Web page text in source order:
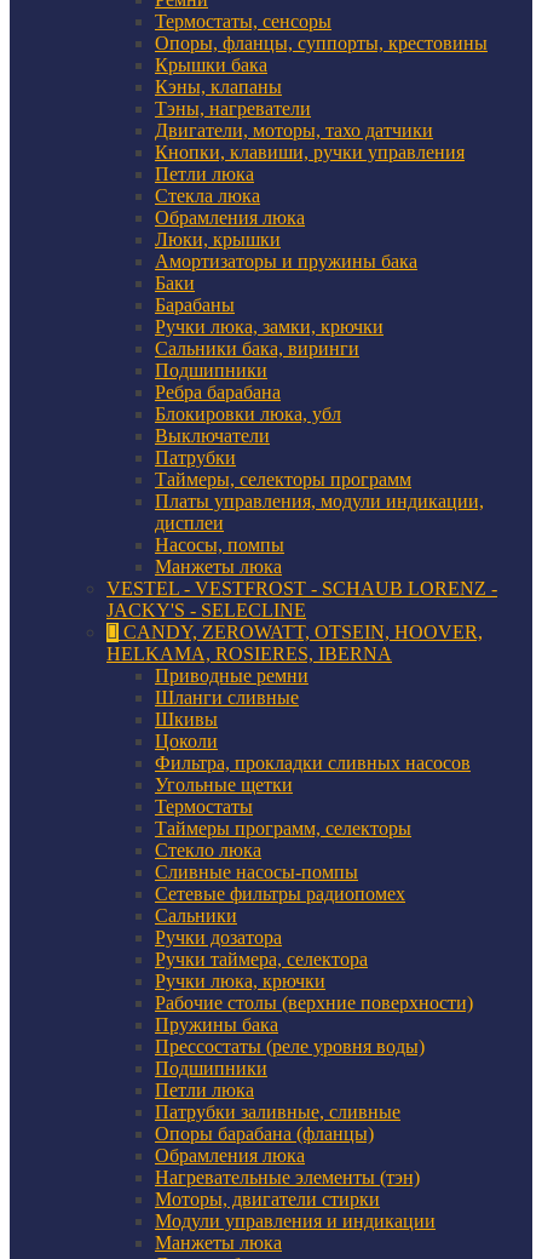
Термостаты, сенсоры
Опоры, фланцы, суппорты, крестовины
Крышки бака
Кэны, клапаны
Тэны, нагреватели
Двигатели, моторы, тахо датчики
Кнопки, клавиши, ручки управления
Петли люка
Стекла люка
Обрамления люка
Люки, крышки
Амортизаторы и пружины бака
Баки
Барабаны
Ручки люка, замки, крючки
Сальники бака, виринги
Подшипники
Ребра барабана
Блокировки люка, убл
Выключатели
Патрубки
Таймеры, селекторы программ
Платы управления, модули индикации,
дисплеи
Насосы, помпы
Манжеты люка
VESTEL - VESTFROST - SCHAUB LORENZ -
JACKY'S - SELECLINE
CANDY, ZEROWATT, OTSEIN, HOOVER,
HELKAMA, ROSIERES, IBERNA
Приводные ремни
Шланги сливные
Шкивы
Цоколи
Фильтра, прокладки сливных насосов
Угольные щетки
Термостаты
Таймеры программ, селекторы
Стекло люка
Сливные насосы-помпы
Сетевые фильтры радиопомех
Сальники
Ручки дозатора
Ручки таймера, селектора
Ручки люка, крючки
Рабочие столы (верхние поверхности)
Пружины бака
Прессостаты (реле уровня воды)
Подшипники
Петли люка
Патрубки заливные, сливные
Опоры барабана (фланцы)
Обрамления люка
Нагревательные элементы (тэн)
Моторы, двигатели стирки
Модули управления и индикации
Манжеты люка